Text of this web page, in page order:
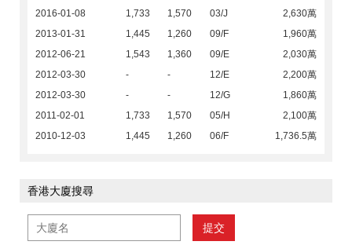
2016-01-08
1,733 1,570 03/J
2,630萬
2013-01-31
1,445 1,260 09/F
1,960萬
2012-06-21
1,543 1,360 09/E
2,030萬
2012-03-30
- - 12/E
2,200萬
2012-03-30
- - 12/G
1,860萬
2011-02-01
1,733 1,570 05/H
2,100萬
2010-12-03
1,445 1,260 06/F 1,736.5萬
香港大廈搜尋
提交